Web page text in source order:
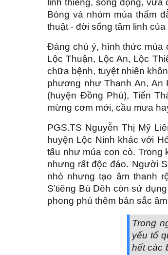
linh thiêng, sống động,
Bóng và nhóm múa thấm
thuật - đời sống tâm linh của
Đáng chú ý, hình thức múa
Lộc Thuận, Lộc An, Lộc
chữa bệnh, tuyệt nhiên
phương như Thanh An, An
(huyện Đồng Phú), Tiến
mừng cơm mới, cầu mưa
PGS.TS Nguyễn Thị Mỹ
huyện Lộc Ninh khác với
tấu như múa con cò. Trong
nhưng rất độc đáo. Người
nhỏ nhưng tạo âm thanh
S’tiêng Bù Dêh còn sử
phong phú thêm bản sắc
Trong
yếu tố
hết các